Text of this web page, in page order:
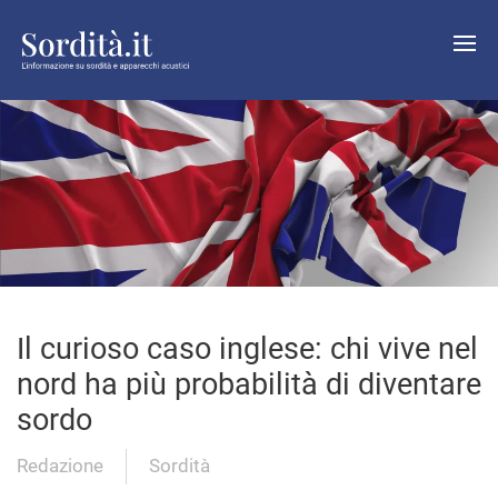
Il curioso caso inglese: chi vive nel
nord ha più probabilità di diventare
sordo
Redazione Sordità